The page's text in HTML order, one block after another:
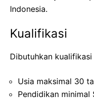
Indonesia.
Kualifikasi
Dibutuhkan
Usia maksimal 30
Pendidikan minimal